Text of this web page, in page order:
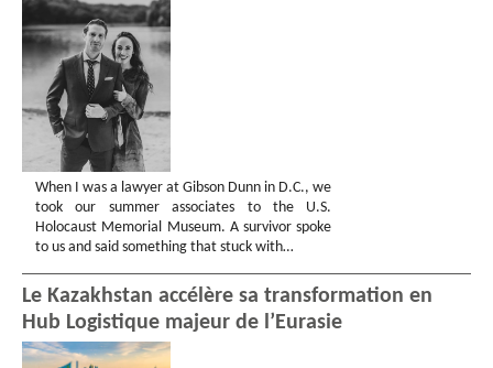
When I was a lawyer at Gibson Dunn in D.C., we
took our summer associates to the U.S.
Holocaust Memorial Museum. A survivor spoke
to us and said something that stuck with…
Le Kazakhstan accélère sa transformation en
Hub Logistique majeur de l’Eurasie